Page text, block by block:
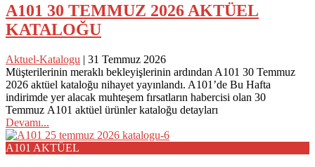
A101 30 TEMMUZ 2026 AKTÜEL
KATALOĞU
Aktuel-Katalogu | 31 Temmuz 2026
Müşterilerinin meraklı bekleyişlerinin ardından A101 30 Temmuz
2026 aktüel kataloğu nihayet yayınlandı. A101’de Bu Hafta
indirimde yer alacak muhteşem fırsatların habercisi olan 30
Temmuz A101 aktüel ürünler kataloğu detayları
Devamı...
A101 AKTÜEL